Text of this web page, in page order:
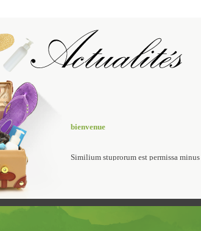
calamitatum.Similium stuprorum est